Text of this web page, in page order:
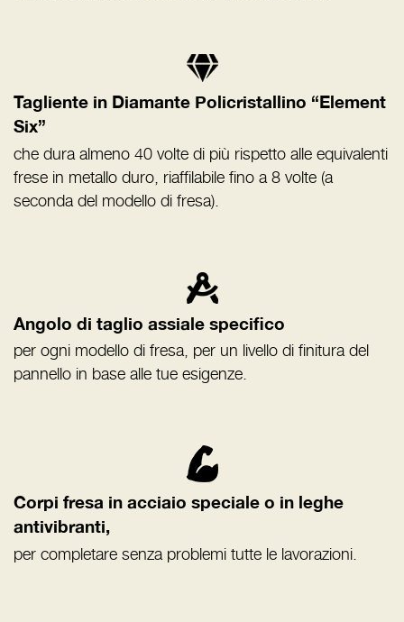
Tagliente in Diamante Policristallino “Element
Six”
che dura almeno 40 volte di più rispetto alle equivalenti
frese in metallo duro, riaffilabile fino a 8 volte (a
seconda del modello di fresa).
Angolo di taglio assiale specifico
per ogni modello di fresa, per un livello di finitura del
pannello in base alle tue esigenze.
Corpi fresa in acciaio speciale o in leghe
antivibranti,
per completare senza problemi tutte le lavorazioni.